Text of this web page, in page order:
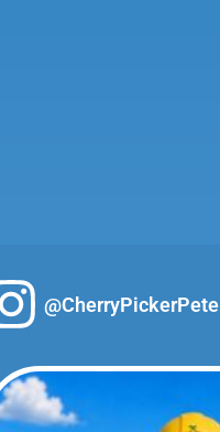
@CherryPickerPete